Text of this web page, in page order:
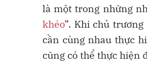
là một trong những
khéo”. Khi chủ
cần cùng nhau thực
cũng có thể thực hiện